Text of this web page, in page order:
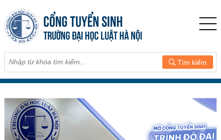
CỔNG TUYỂN SINH
TRƯỜNG ĐẠI HỌC LUẬT HÀ NỘI
Tìm kiếm